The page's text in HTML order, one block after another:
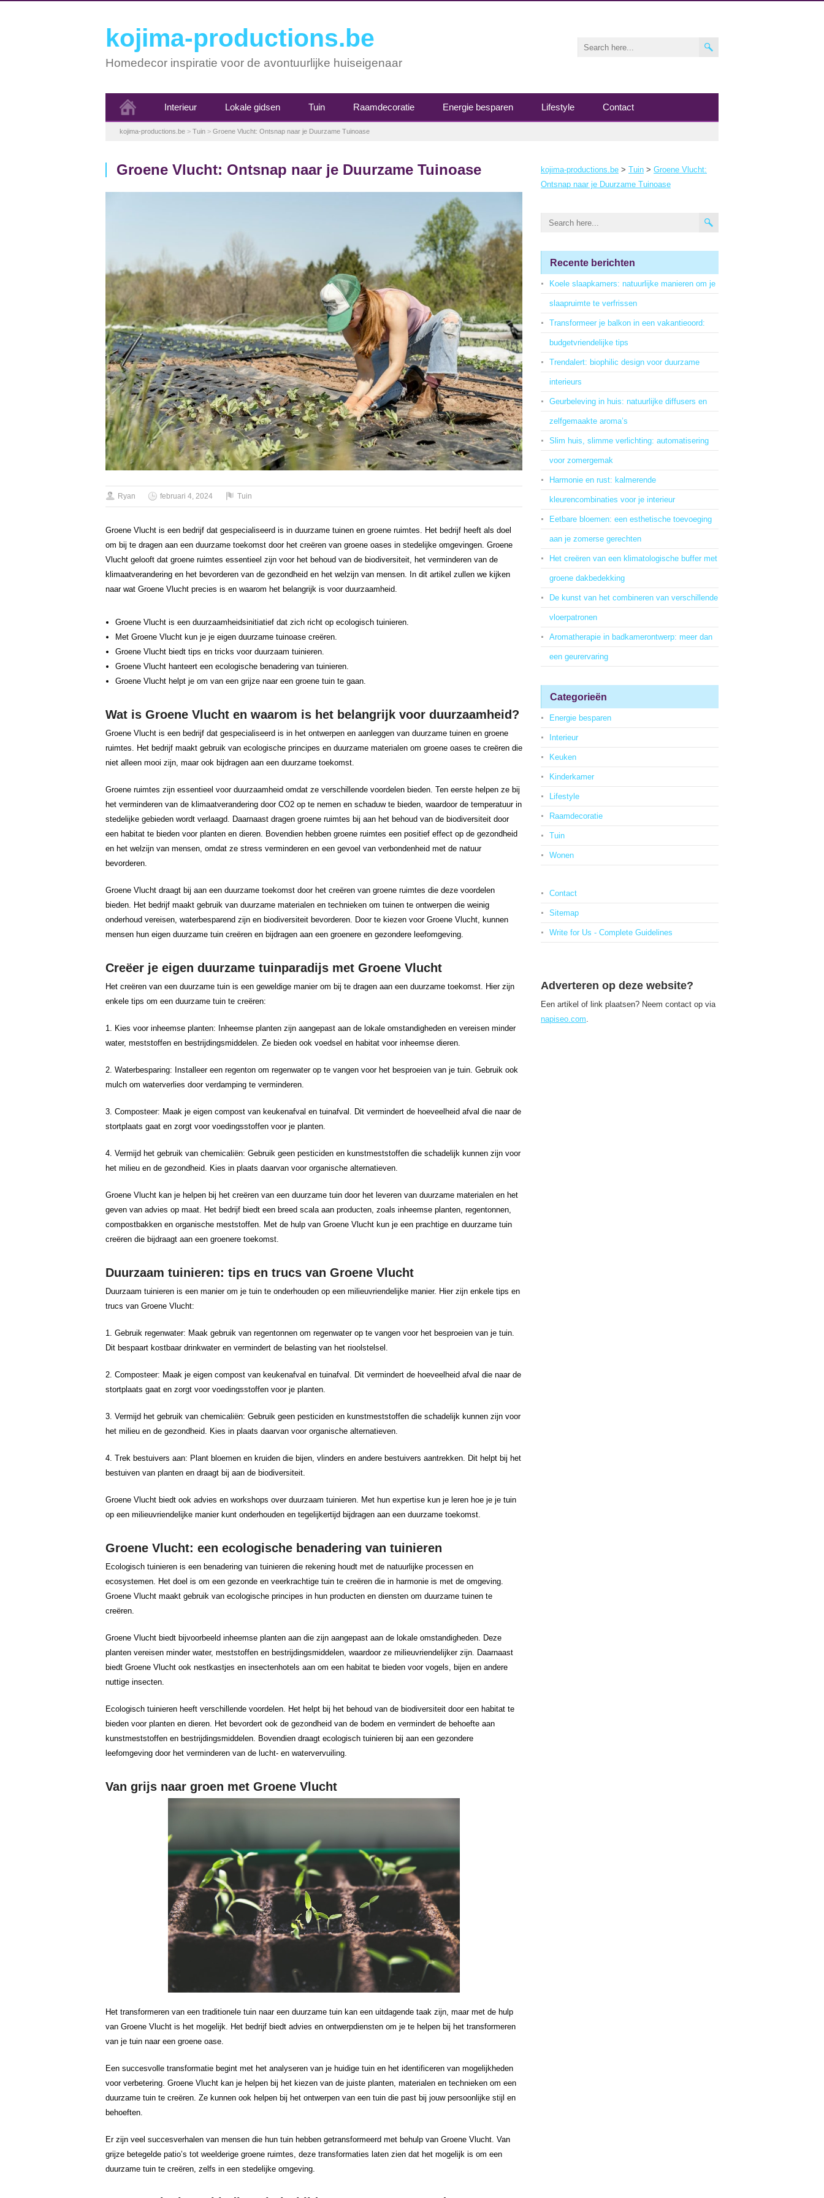
kojima-productions.be
Homedecor inspiratie voor de avontuurlijke huiseigenaar
Interieur Lokale gidsen Tuin Raamdecoratie Energie besparen Lifestyle Contact
kojima-productions.be > Tuin > Groene Vlucht: Ontsnap naar je Duurzame Tuinoase
Groene Vlucht: Ontsnap naar je Duurzame Tuinoase
Ryan februari 4, 2024 Tuin
Groene Vlucht is een bedrijf dat gespecialiseerd is in duurzame tuinen en groene ruimtes. Het bedrijf heeft als doel
om bij te dragen aan een duurzame toekomst door het creëren van groene oases in stedelijke omgevingen. Groene
Vlucht gelooft dat groene ruimtes essentieel zijn voor het behoud van de biodiversiteit, het verminderen van de
klimaatverandering en het bevorderen van de gezondheid en het welzijn van mensen. In dit artikel zullen we kijken
naar wat Groene Vlucht precies is en waarom het belangrijk is voor duurzaamheid.
Groene Vlucht is een duurzaamheidsinitiatief dat zich richt op ecologisch tuinieren.
Met Groene Vlucht kun je je eigen duurzame tuinoase creëren.
Groene Vlucht biedt tips en tricks voor duurzaam tuinieren.
Groene Vlucht hanteert een ecologische benadering van tuinieren.
Groene Vlucht helpt je om van een grijze naar een groene tuin te gaan.
Wat is Groene Vlucht en waarom is het belangrijk voor duurzaamheid?
Groene Vlucht is een bedrijf dat gespecialiseerd is in het ontwerpen en aanleggen van duurzame tuinen en groene
ruimtes. Het bedrijf maakt gebruik van ecologische principes en duurzame materialen om groene oases te creëren die
niet alleen mooi zijn, maar ook bijdragen aan een duurzame toekomst.
Groene ruimtes zijn essentieel voor duurzaamheid omdat ze verschillende voordelen bieden. Ten eerste helpen ze bij
het verminderen van de klimaatverandering door CO2 op te nemen en schaduw te bieden, waardoor de temperatuur in
stedelijke gebieden wordt verlaagd. Daarnaast dragen groene ruimtes bij aan het behoud van de biodiversiteit door
een habitat te bieden voor planten en dieren. Bovendien hebben groene ruimtes een positief effect op de gezondheid
en het welzijn van mensen, omdat ze stress verminderen en een gevoel van verbondenheid met de natuur
bevorderen.
Groene Vlucht draagt bij aan een duurzame toekomst door het creëren van groene ruimtes die deze voordelen
bieden. Het bedrijf maakt gebruik van duurzame materialen en technieken om tuinen te ontwerpen die weinig
onderhoud vereisen, waterbesparend zijn en biodiversiteit bevorderen. Door te kiezen voor Groene Vlucht, kunnen
mensen hun eigen duurzame tuin creëren en bijdragen aan een groenere en gezondere leefomgeving.
Creëer je eigen duurzame tuinparadijs met Groene Vlucht
Het creëren van een duurzame tuin is een geweldige manier om bij te dragen aan een duurzame toekomst. Hier zijn
enkele tips om een duurzame tuin te creëren:
1. Kies voor inheemse planten: Inheemse planten zijn aangepast aan de lokale omstandigheden en vereisen minder
water, meststoffen en bestrijdingsmiddelen. Ze bieden ook voedsel en habitat voor inheemse dieren.
2. Waterbesparing: Installeer een regenton om regenwater op te vangen voor het besproeien van je tuin. Gebruik ook
mulch om waterverlies door verdamping te verminderen.
3. Composteer: Maak je eigen compost van keukenafval en tuinafval. Dit vermindert de hoeveelheid afval die naar de
stortplaats gaat en zorgt voor voedingsstoffen voor je planten.
4. Vermijd het gebruik van chemicaliën: Gebruik geen pesticiden en kunstmeststoffen die schadelijk kunnen zijn voor
het milieu en de gezondheid. Kies in plaats daarvan voor organische alternatieven.
Groene Vlucht kan je helpen bij het creëren van een duurzame tuin door het leveren van duurzame materialen en het
geven van advies op maat. Het bedrijf biedt een breed scala aan producten, zoals inheemse planten, regentonnen,
compostbakken en organische meststoffen. Met de hulp van Groene Vlucht kun je een prachtige en duurzame tuin
creëren die bijdraagt aan een groenere toekomst.
Duurzaam tuinieren: tips en trucs van Groene Vlucht
Duurzaam tuinieren is een manier om je tuin te onderhouden op een milieuvriendelijke manier. Hier zijn enkele tips en
trucs van Groene Vlucht:
1. Gebruik regenwater: Maak gebruik van regentonnen om regenwater op te vangen voor het besproeien van je tuin.
Dit bespaart kostbaar drinkwater en vermindert de belasting van het rioolstelsel.
2. Composteer: Maak je eigen compost van keukenafval en tuinafval. Dit vermindert de hoeveelheid afval die naar de
stortplaats gaat en zorgt voor voedingsstoffen voor je planten.
3. Vermijd het gebruik van chemicaliën: Gebruik geen pesticiden en kunstmeststoffen die schadelijk kunnen zijn voor
het milieu en de gezondheid. Kies in plaats daarvan voor organische alternatieven.
4. Trek bestuivers aan: Plant bloemen en kruiden die bijen, vlinders en andere bestuivers aantrekken. Dit helpt bij het
bestuiven van planten en draagt bij aan de biodiversiteit.
Groene Vlucht biedt ook advies en workshops over duurzaam tuinieren. Met hun expertise kun je leren hoe je je tuin
op een milieuvriendelijke manier kunt onderhouden en tegelijkertijd bijdragen aan een duurzame toekomst.
Groene Vlucht: een ecologische benadering van tuinieren
Ecologisch tuinieren is een benadering van tuinieren die rekening houdt met de natuurlijke processen en
ecosystemen. Het doel is om een gezonde en veerkrachtige tuin te creëren die in harmonie is met de omgeving.
Groene Vlucht maakt gebruik van ecologische principes in hun producten en diensten om duurzame tuinen te
creëren.
Groene Vlucht biedt bijvoorbeeld inheemse planten aan die zijn aangepast aan de lokale omstandigheden. Deze
planten vereisen minder water, meststoffen en bestrijdingsmiddelen, waardoor ze milieuvriendelijker zijn. Daarnaast
biedt Groene Vlucht ook nestkastjes en insectenhotels aan om een habitat te bieden voor vogels, bijen en andere
nuttige insecten.
Ecologisch tuinieren heeft verschillende voordelen. Het helpt bij het behoud van de biodiversiteit door een habitat te
bieden voor planten en dieren. Het bevordert ook de gezondheid van de bodem en vermindert de behoefte aan
kunstmeststoffen en bestrijdingsmiddelen. Bovendien draagt ecologisch tuinieren bij aan een gezondere
leefomgeving door het verminderen van de lucht- en watervervuiling.
Van grijs naar groen met Groene Vlucht
Het transformeren van een traditionele tuin naar een duurzame tuin kan een uitdagende taak zijn, maar met de hulp
van Groene Vlucht is het mogelijk. Het bedrijf biedt advies en ontwerpdiensten om je te helpen bij het transformeren
van je tuin naar een groene oase.
Een succesvolle transformatie begint met het analyseren van je huidige tuin en het identificeren van mogelijkheden
voor verbetering. Groene Vlucht kan je helpen bij het kiezen van de juiste planten, materialen en technieken om een
duurzame tuin te creëren. Ze kunnen ook helpen bij het ontwerpen van een tuin die past bij jouw persoonlijke stijl en
behoeften.
Er zijn veel succesverhalen van mensen die hun tuin hebben getransformeerd met behulp van Groene Vlucht. Van
grijze betegelde patio’s tot weelderige groene ruimtes, deze transformaties laten zien dat het mogelijk is om een
duurzame tuin te creëren, zelfs in een stedelijke omgeving.
kojima-productions.be > Tuin > Groene Vlucht:
Ontsnap naar je Duurzame Tuinoase
Recente berichten
Koele slaapkamers: natuurlijke manieren om je
slaapruimte te verfrissen
Transformeer je balkon in een vakantieoord:
budgetvriendelijke tips
Trendalert: biophilic design voor duurzame
interieurs
Geurbeleving in huis: natuurlijke diffusers en
zelfgemaakte aroma’s
Slim huis, slimme verlichting: automatisering
voor zomergemak
Harmonie en rust: kalmerende
kleurencombinaties voor je interieur
Eetbare bloemen: een esthetische toevoeging
aan je zomerse gerechten
Het creëren van een klimatologische buffer met
groene dakbedekking
De kunst van het combineren van verschillende
vloerpatronen
Aromatherapie in badkamerontwerp: meer dan
een geurervaring
Categorieën
Energie besparen
Interieur
Keuken
Kinderkamer
Lifestyle
Raamdecoratie
Tuin
Wonen
Contact
Sitemap
Write for Us - Complete Guidelines
Adverteren op deze website?
Een artikel of link plaatsen? Neem contact op via
napiseo.com.